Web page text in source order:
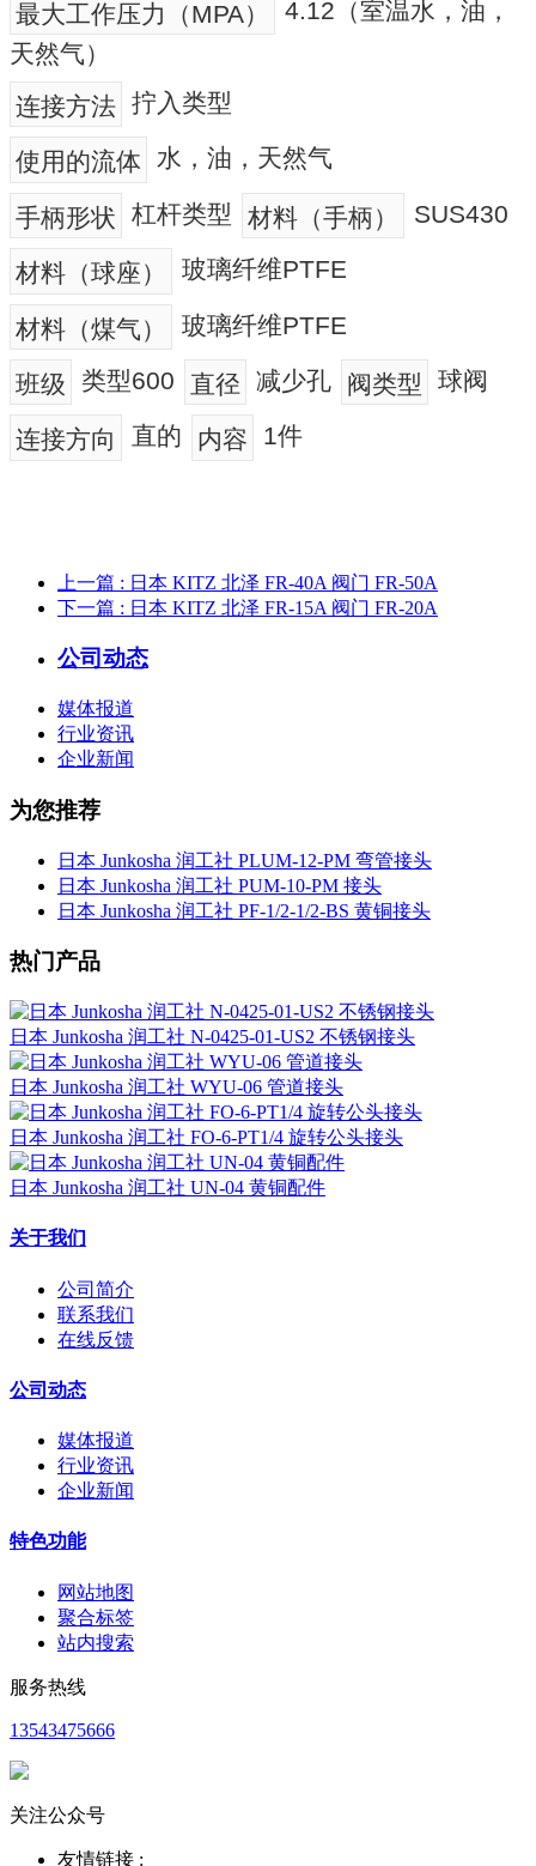
最大工作压力（MPA）
4.12（室温水，油，
天然气）
连接方法 拧入类型
使用的流体 水，油，天然气
手柄形状 杠杆类型 材料（手柄） SUS430
材料（球座） 玻璃纤维PTFE
材料（煤气） 玻璃纤维PTFE
班级 类型600 直径 减少孔 阀类型 球阀
连接方向 直的 内容 1件
上一篇 : 日本 KITZ 北泽 FR-40A 阀门 FR-50A
下一篇 : 日本 KITZ 北泽 FR-15A 阀门 FR-20A
公司动态
媒体报道
行业资讯
企业新闻
为您推荐
日本 Junkosha 润工社 PLUM-12-PM 弯管接头
日本 Junkosha 润工社 PUM-10-PM 接头
日本 Junkosha 润工社 PF-1/2-1/2-BS 黄铜接头
热门产品
日本 Junkosha 润工社 N-0425-01-US2 不锈钢接头
日本 Junkosha 润工社 WYU-06 管道接头
日本 Junkosha 润工社 FO-6-PT1/4 旋转公头接头
日本 Junkosha 润工社 UN-04 黄铜配件
关于我们
公司简介
联系我们
在线反馈
公司动态
媒体报道
行业资讯
企业新闻
特色功能
网站地图
聚合标签
站内搜索
服务热线
13543475666
关注公众号
友情链接 :